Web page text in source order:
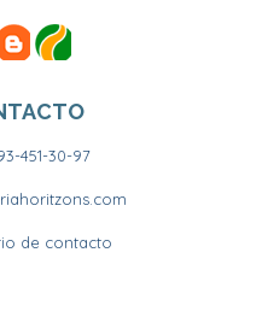
451-30-97
de contacto